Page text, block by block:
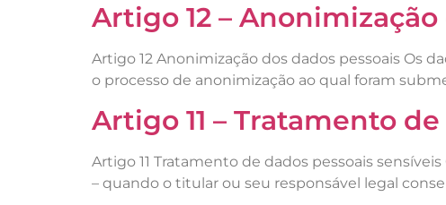
Artigo 12 –
Artigo 12 Anonimização dos dados pessoais Os
o processo de anonimização ao qual foram
Artigo 11 – Tratamento
Artigo 11 Tratamento de dados pessoais
– quando o titular ou seu responsável legal